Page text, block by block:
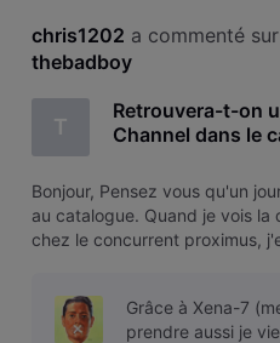
chris1202 a commenté
thebadboy
T
Retrouvera-t-on
Channel dans le
Bonjour, Pensez vous qu'un
au catalogue. Quand je vois
chez le concurrent proximus,
Grâce à Xena-7
prendre aussi je